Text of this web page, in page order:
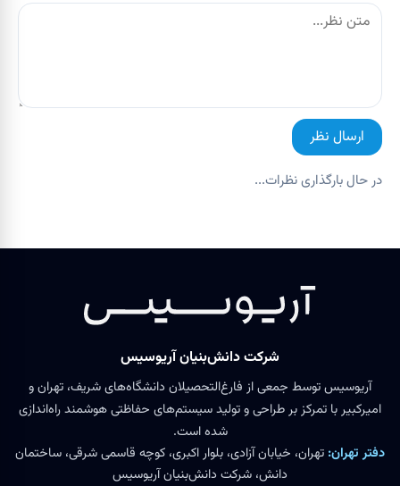
ارسال نظر
در حال بارگذاری نظرات...
شرکت دانش‌بنیان آریوسیس
آریوسیس توسط جمعی از فارغ‌التحصیلان دانشگاه‌های شریف، تهران و
امیرکبیر با تمرکز بر طراحی و تولید سیستم‌های حفاظتی هوشمند راه‌اندازی
شده است.
دفتر تهران: تهران، خیابان آزادی، بلوار اکبری، کوچه قاسمی شرقی، ساختمان
دانش، شرکت دانش‌بنیان آریوسیس